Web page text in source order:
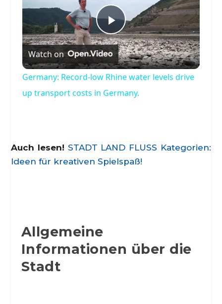
Play
Video
Watch on
Germany: Record-low Rhine water levels drive
up transport costs in Germany.
Auch lesen! STADT LAND FLUSS Kategorien:
Ideen für kreativen Spielspaß!
Allgemeine
Informationen über die
Stadt